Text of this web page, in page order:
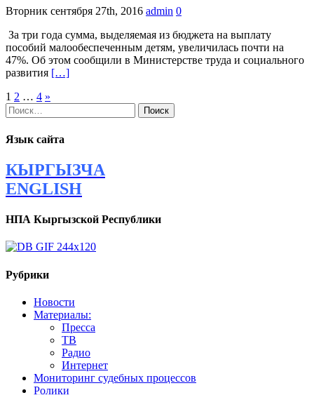
Вторник сентября 27th, 2016 admin 0
За три года сумма, выделяемая из бюджета на выплату
пособий малообеспеченным детям, увеличилась почти на
47%. Об этом сообщили в Министерстве труда и социального
развития […]
Навигация
по
записям
1 2 … 4 »
Найти:
Язык сайта
КЫРГЫЗЧА
ENGLISH
НПА Кыргызской Республики
Рубрики
Новости
Материалы:
Пресса
ТВ
Радио
Интернет
Мониторинг судебных процессов
Ролики